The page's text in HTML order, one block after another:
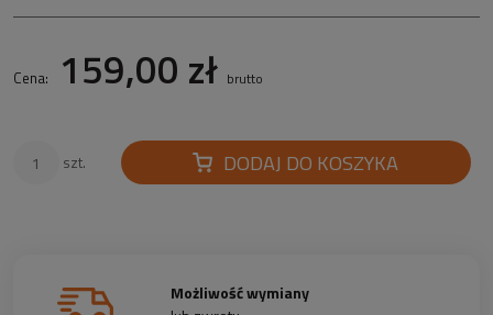
Cena: 159,00 zł brutto
szt. DODAJ DO KOSZYKA
Możliwość wymiany